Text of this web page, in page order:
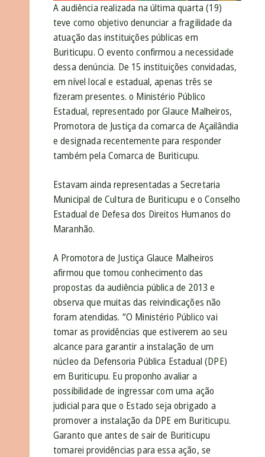
A audiência realizada na última quarta (19)
teve como objetivo denunciar a fragilidade da
atuação das instituições públicas em
Buriticupu. O evento confirmou a necessidade
dessa denúncia. De 15 instituições convidadas,
em nível local e estadual, apenas três se
fizeram presentes. o Ministério Público
Estadual, representado por Glauce Malheiros,
Promotora de Justiça da comarca de Açailândia
e designada recentemente para responder
também pela Comarca de Buriticupu.
Estavam ainda representadas a Secretaria
Municipal de Cultura de Buriticupu e o Conselho
Estadual de Defesa dos Direitos Humanos do
Maranhão.
A Promotora de Justiça Glauce Malheiros
afirmou que tomou conhecimento das
propostas da audiência pública de 2013 e
observa que muitas das reivindicações não
foram atendidas. “O Ministério Público vai
tomar as providências que estiverem ao seu
alcance para garantir a instalação de um
núcleo da Defensoria Pública Estadual (DPE)
em Buriticupu. Eu proponho avaliar a
possibilidade de ingressar com uma ação
judicial para que o Estado seja obrigado a
promover a instalação da DPE em Buriticupu.
Garanto que antes de sair de Buriticupu
tomarei providências para essa ação, se